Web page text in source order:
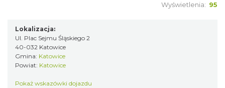
Katowice
1.34 km
Wyświetlenia: 95
Lokalizacja:
Ul. Plac Sejmu Śląskiego 2
40-032 Katowice
Gmina: Katowice
Powiat: Katowice
Pokaż wskazówki dojazdu